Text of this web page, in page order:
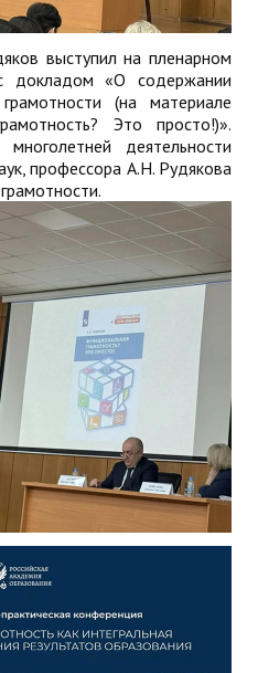
выступил на пленарном
докладом «О содержании
(на материале
Это просто!)».
деятельности
профессора А.Н. Рудякова